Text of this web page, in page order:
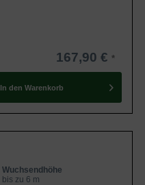
167,90 €
In den Warenkorb
Wuchsendhöhe
bis zu 6 m